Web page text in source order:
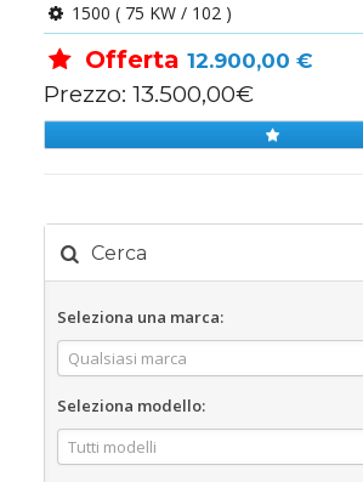
1500 ( 75 KW / 102 )
Offerta 12.900,00 €
Prezzo: 13.500,00€
Cerca
Seleziona una marca:
Seleziona modello: